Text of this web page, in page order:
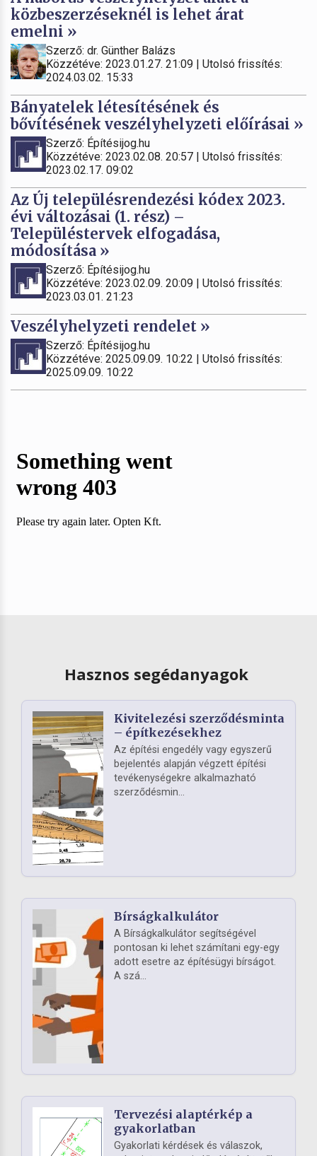
közbeszerzéseknél is lehet árat
emelni »
Szerző: dr. Günther Balázs
Közzétéve: 2023.01.27. 21:09 | Utolsó frissítés:
2024.03.02. 15:33
Bányatelek létesítésének és
bővítésének veszélyhelyzeti előírásai »
Szerző: Építésijog.hu
Közzétéve: 2023.02.08. 20:57 | Utolsó frissítés:
2023.02.17. 09:02
Az Új településrendezési kódex 2023.
évi változásai (1. rész) –
Településtervek elfogadása,
módosítása »
Szerző: Építésijog.hu
Közzétéve: 2023.02.09. 20:09 | Utolsó frissítés:
2023.03.01. 21:23
Veszélyhelyzeti rendelet »
Szerző: Építésijog.hu
Közzétéve: 2025.09.09. 10:22 | Utolsó frissítés:
2025.09.09. 10:22
Hasznos segédanyagok
Kivitelezési szerződésminta
– építkezésekhez
Az építési engedély vagy egyszerű
bejelentés alapján végzett építési
tevékenységekre alkalmazható
szerződésmin...
Bírságkalkulátor
A Bírságkalkulátor segítségével
pontosan ki lehet számítani egy-egy
adott esetre az építésügyi bírságot.
A szá...
Tervezési alaptérkép a
gyakorlatban
Gyakorlati kérdések és válaszok,